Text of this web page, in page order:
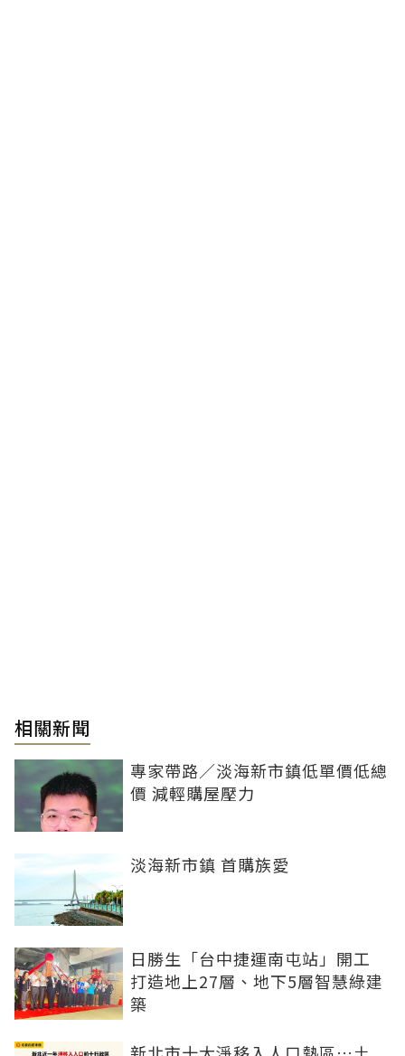
相關新聞
專家帶路／淡海新市鎮低單價低總
價 減輕購屋壓力
淡海新市鎮 首購族愛
日勝生「台中捷運南屯站」開工
打造地上27層、地下5層智慧綠建
築